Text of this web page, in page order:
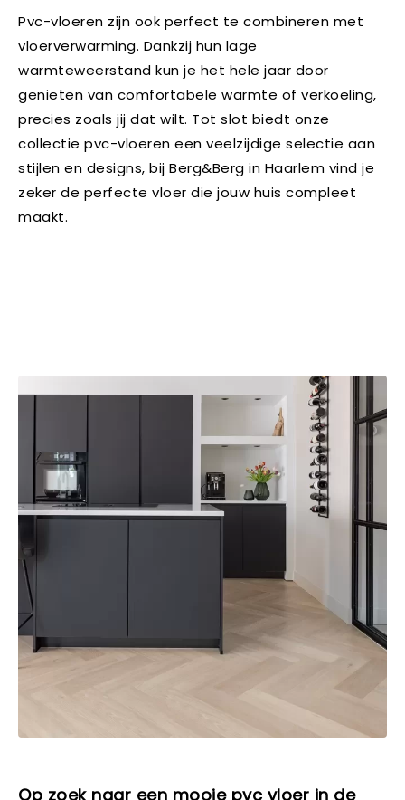
Pvc-vloeren zijn ook perfect te combineren met
vloerverwarming. Dankzij hun lage
warmteweerstand kun je het hele jaar door
genieten van comfortabele warmte of verkoeling,
precies zoals jij dat wilt. Tot slot biedt onze
collectie pvc-vloeren een veelzijdige selectie aan
stijlen en designs, bij Berg&Berg in Haarlem vind je
zeker de perfecte vloer die jouw huis compleet
maakt.
Op zoek naar een mooie pvc vloer in de